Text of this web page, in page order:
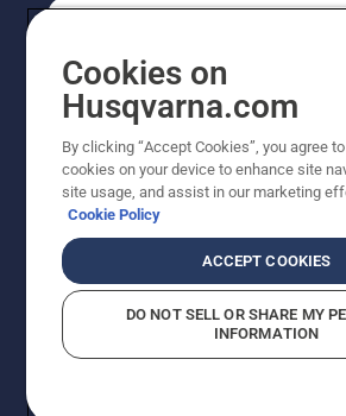
PROFESIONÁLNE
Cookies on
Husqvarna.com
By clicking “Accept Cookies”, you agree
cookies on your device to enhance site
site usage, and assist in our marketing
Cookie Policy
ACCEPT COOKIES
DO NOT SELL OR SHARE MY
INFORMATION